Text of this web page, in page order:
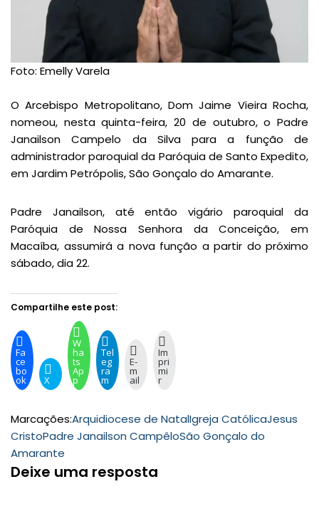
Foto: Emelly Varela
O Arcebispo Metropolitano, Dom Jaime Vieira Rocha,
nomeou, nesta quinta-feira, 20 de outubro, o Padre
Janailson Campelo da Silva para a função de
administrador paroquial da Paróquia de Santo Expedito,
em Jardim Petrópolis, São Gonçalo do Amarante.
Padre Janailson, até então vigário paroquial da
Paróquia de Nossa Senhora da Conceição, em
Macaíba, assumirá a nova função a partir do próximo
sábado, dia 22.
Compartilhe este post:
Fa
ce
bo
ok X
W
ha
ts
Ap
p
Tel
eg
ra
m
E-
m
ail
Im
pri
mi
r
Marcações:Arquidiocese de NatalIgreja CatólicaJesus
CristoPadre Janailson CampêloSão Gonçalo do
Amarante
Deixe uma resposta